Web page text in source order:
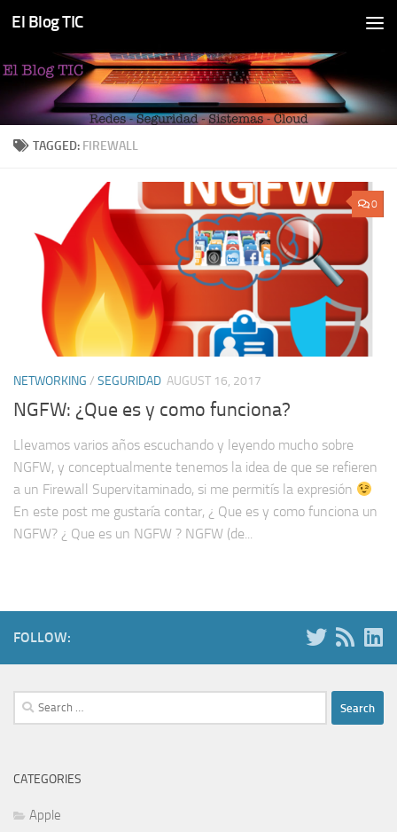
Skip to content
El Blog TIC
TAGGED: FIREWALL
0
NETWORKING / SEGURIDAD AUGUST 16, 2017
NGFW: ¿Que es y como funciona?
Llevamos varios años escuchando y leyendo mucho sobre
NGFW, y conceptualmente tenemos la idea de que se refieren
a un Firewall Supervitaminado, si me permitís la expresión
En este post me gustaría contar, ¿ Que es y como funciona un
NGFW? ¿ Que es un NGFW ? NGFW (de...
FOLLOW:
Search
for:
CATEGORIES
Apple